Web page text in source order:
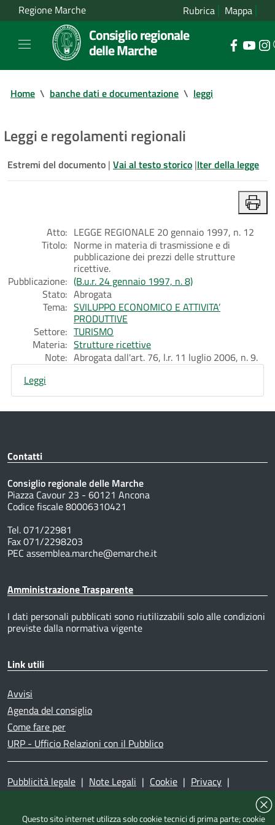
Regione Marche Rubrica Mappa
Consiglio regionale
delle Marche
Home \ banche dati e documentazione \ leggi
Leggi e regolamenti regionali
Estremi del documento | Vai al testo storico |Iter della legge
Atto: LEGGE REGIONALE 20 gennaio 1997, n. 12
Titolo: Norme in materia di trasmissione e di
pubblicazione dei prezzi delle strutture
ricettive.
Pubblicazione: (B.u.r. 24 gennaio 1997, n. 8)
Stato: Abrogata
Tema: SVILUPPO ECONOMICO E ATTIVITA’
PRODUTTIVE
Settore: TURISMO
Materia: Strutture ricettive
Note: Abrogata dall'art. 76, l.r. 11 luglio 2006, n. 9.
Leggi
Contatti
Consiglio regionale delle Marche
Piazza Cavour 23 - 60121 Ancona
Codice fiscale 80006310421
Tel. 071/22981
Fax 071/2298203
PEC assemblea.marche@emarche.it
Amministrazione Trasparente
I dati personali pubblicati sono riutilizzabili solo alle condizioni
previste dalla normativa vigente
Link utili
Avvisi
Agenda del consiglio
Come fare per
URP - Ufficio Relazioni con il Pubblico
Pubblicità legale | Note Legali | Cookie | Privacy |
Questo sito internet utilizza solo cookie tecnici di prima parte; cookie